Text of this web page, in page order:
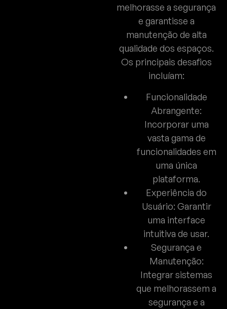
melhorasse a segurança
e garantisse a
manutenção de alta
qualidade dos espaços.
Os principais desafios
incluíam:
Funcionalidade
Abrangente:
Incorporar uma
vasta gama de
funcionalidades em
uma única
plataforma.
Experiência do
Usuário: Garantir
uma interface
intuitiva de usar.
Segurança e
Manutenção:
Integrar sistemas
que melhorassem a
segurança e a